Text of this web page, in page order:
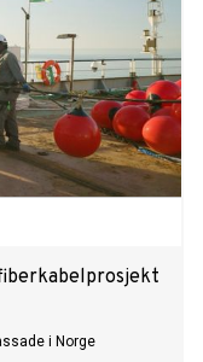
i Norge